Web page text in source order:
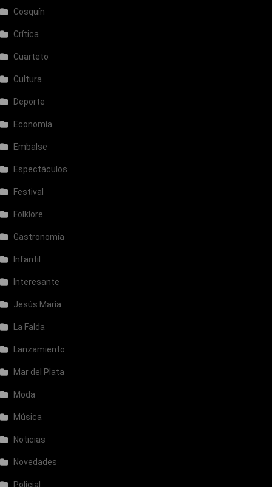
Cosquín
Crítica
Cuarteto
Cultura
Deporte
Economía
Embalse
Espectáculos
Festival
Folklore
Gastronomía
Infantil
Interesante
Jesús María
La Falda
Lanzamiento
Mar del Plata
Moda
Música
Noticias
Novedades
Policial